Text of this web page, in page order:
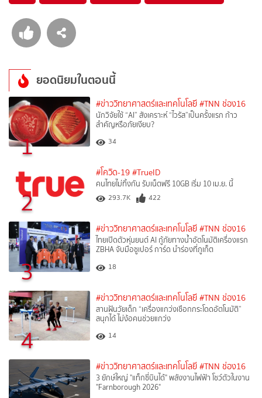
ยอดนิยมในตอนนี้
1
#ข่าววิทยาศาสตร์และเทคโนโลยี #TNN ช่อง16
นักวิจัยใช้ “AI” สังเคราะห์ “ไวรัส”เป็นครั้งแรก ก้าว
สำคัญหรือภัยเงียบ?
34
2
#โควิด-19 #TrueID
คนไทยไม่ทิ้งกัน รับเน็ตฟรี 10GB เริ่ม 10 เม.ย. นี้
293.7K 422
3
#ข่าววิทยาศาสตร์และเทคโนโลยี #TNN ช่อง16
ไทยเปิดตัวหุ่นยนต์ AI กู้ภัยทางน้ำอัตโนมัติเครื่องแรก
ZBHA จับมือซูเปอร์ การ์ด นำร่องที่ภูเก็ต
18
4
#ข่าววิทยาศาสตร์และเทคโนโลยี #TNN ช่อง16
สานฝันวัยเด็ก “เครื่องแกว่งเชือกกระโดดอัตโนมัติ”
สนุกได้ ไม่ง้อคนช่วยแกว่ง
14
#ข่าววิทยาศาสตร์และเทคโนโลยี #TNN ช่อง16
3 ยักษ์ใหญ่ "แท็กซี่บินได้" พลังงานไฟฟ้า โชว์ตัวในงาน
"Farnborough 2026"